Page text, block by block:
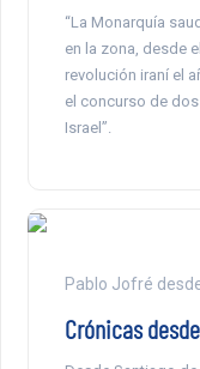
“La Monarquía
en la zona, desde
revolución iraní el
el concurso de
Israel”.
Pablo Jofré
Crónicas